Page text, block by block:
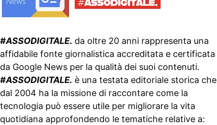
#ASSODIGITALE. da oltre 20 anni rappresenta una
affidabile fonte giornalistica accreditata e certificata
da Google News per la qualità dei suoi contenuti.
#ASSODIGITALE. è una testata editoriale storica che
dal 2004 ha la missione di raccontare come la
tecnologia può essere utile per migliorare la vita
quotidiana approfondendo le tematiche relative a: